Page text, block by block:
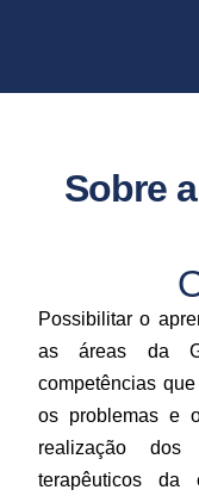
Sobre
Possibilitar o
as áreas da
competências
os problemas e
realização dos
terapêuticos da